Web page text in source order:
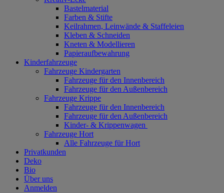
Bastelmaterial
Farben & Stifte
Keilrahmen, Leinwände & Staffeleien
Kleben & Schneiden
Kneten & Modellieren
Papieraufbewahrung
Kinderfahrzeuge
Fahrzeuge Kindergarten
Fahrzeuge für den Innenbereich
Fahrzeuge für den Außenbereich
Fahrzeuge Krippe
Fahrzeuge für den Innenbereich
Fahrzeuge für den Außenbereich
Kinder- & Krippenwagen
Fahrzeuge Hort
Alle Fahrzeuge für Hort
Privatkunden
Deko
Bio
Über uns
Anmelden